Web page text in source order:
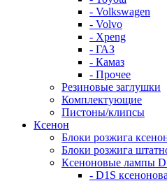
- Volkswagen
- Volvo
- Xpeng
- ГАЗ
- Камаз
- Прочее
Резиновые заглушки
Комплектующие
Пистоны/клипсы
Ксенон
Блоки розжига
Блоки розжига
Ксеноновые лампы D
- D1S